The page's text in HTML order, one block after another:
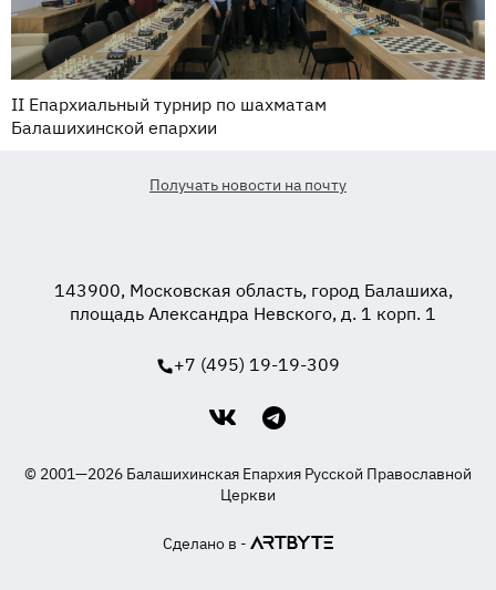
II Епархиальный турнир по шахматам
Балашихинской епархии
Получать новости на почту
143900, Московская область, город Балашиха,
площадь Александра Невского, д. 1 корп. 1
+7 (495) 19-19-309
© 2001—2026 Балашихинская Епархия Русской Православной
Церкви
Сделано в -